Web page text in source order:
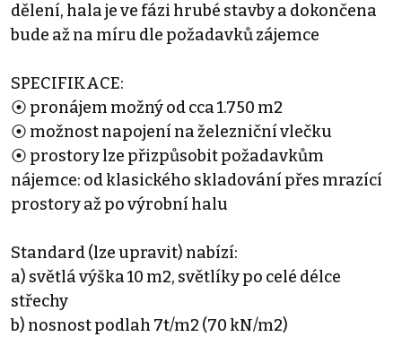
dělení, hala je ve fázi hrubé stavby a dokončena
bude až na míru dle požadavků zájemce
SPECIFIKACE:
⦿ pronájem možný od cca 1.750 m2
⦿ možnost napojení na železniční vlečku
⦿ prostory lze přizpůsobit požadavkům
nájemce: od klasického skladování přes mrazící
prostory až po výrobní halu
Standard (lze upravit) nabízí:
a) světlá výška 10 m2, světlíky po celé délce
střechy
b) nosnost podlah 7t/m2 (70 kN/m2)